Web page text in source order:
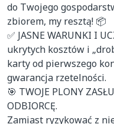
do Twojego
zbiorem, my resztą! 📦
✅ JASNE WARUNKI I
ukrytych kosztów i
karty od pierwszego
gwarancja rzetelności.
🎯 TWOJE PLONY
ODBIORCĘ.
Zamiast ryzykować z